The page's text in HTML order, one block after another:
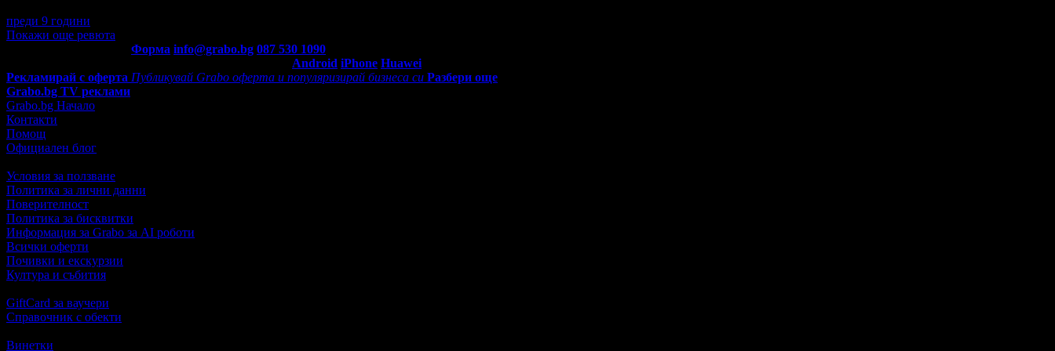
преди 9 години
Покажи още ревюта
Форма info@grabo.bg 087 530 1090
Android iPhone Huawei
Рекламирай с оферта Публикувай Grabo оферта и популяризирай бизнеса си Разбери още
Grabo.bg TV реклами
Grabo.bg Начало
Контакти
Помощ
Официален блог
Условия за ползване
Политика за лични данни
Поверителност
Политика за бисквитки
Информация за Grabo за AI роботи
Всички оферти
Почивки и екскурзии
Култура и събития
GiftCard за ваучери
Справочник с обекти
Винетки